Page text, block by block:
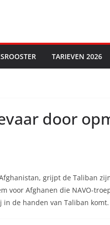
TARIEVEN 2026
door
grijpt de Taliban
voor Afghanen die NAVO-
de handen van Taliban komt.